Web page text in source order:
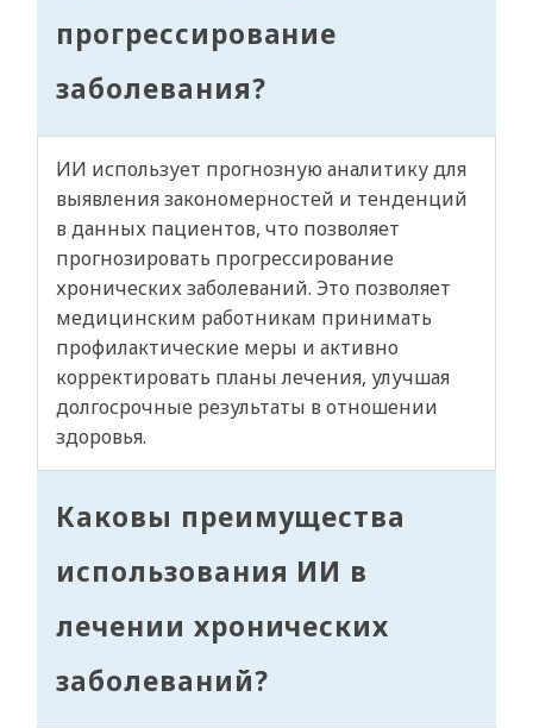
прогрессирование
заболевания?
ИИ использует прогнозную аналитику для
выявления закономерностей и тенденций
в данных пациентов, что позволяет
прогнозировать прогрессирование
хронических заболеваний. Это позволяет
медицинским работникам принимать
профилактические меры и активно
корректировать планы лечения, улучшая
долгосрочные результаты в отношении
здоровья.
Каковы преимущества
использования ИИ в
лечении хронических
заболеваний?